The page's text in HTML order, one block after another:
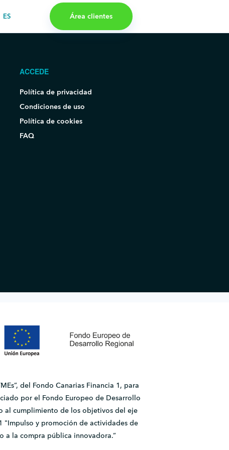
ES Área clientes
ACCEDE
Política de privacidad
Condiciones de uso
Política de cookies
FAQ
del Fondo Canarias Financia 1, para
por el Fondo Europeo de Desarrollo
al cumplimiento de los objetivos del eje
y promoción de actividades de
a la compra pública innovadora.”